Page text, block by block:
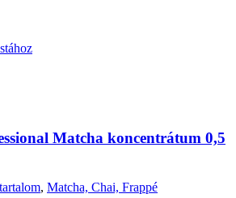
Matcha koncentrátum 0,5
, Matcha, Chai, Frappé